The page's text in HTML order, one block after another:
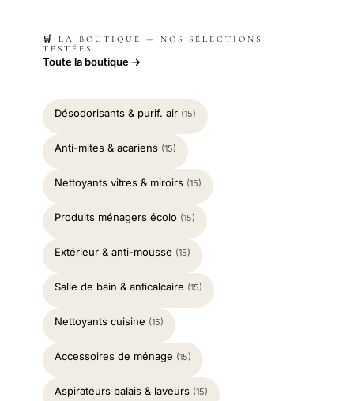
🛒 LA BOUTIQUE — NOS SÉLECTIONS
TESTÉES
Toute la boutique →
Désodorisants & purif. air (15)
Anti-mites & acariens (15)
Nettoyants vitres & miroirs (15)
Produits ménagers écolo (15)
Extérieur & anti-mousse (15)
Salle de bain & anticalcaire (15)
Nettoyants cuisine (15)
Accessoires de ménage (15)
Aspirateurs balais & laveurs (15)